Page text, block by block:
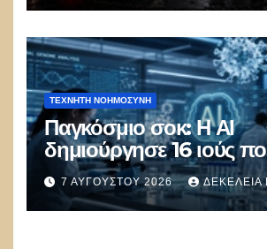
ΤΕΧΝΗΤΉ ΝΟΗΜΟΣΎΝΗ
Παγκόσμιο σοκ: Η ΑΙ
δημιούργησε 16 ιούς
υπάρχουν στη φύση –
Συναγερμός: Ο
άρχισε
7 ΑΥΓΟΎΣΤΟΥ 2026 ΔΕΚΈΛΕΙΑ